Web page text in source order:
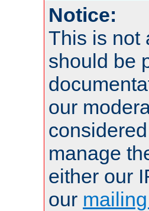
Notice:
This is not
should be
our
manage
either our
our